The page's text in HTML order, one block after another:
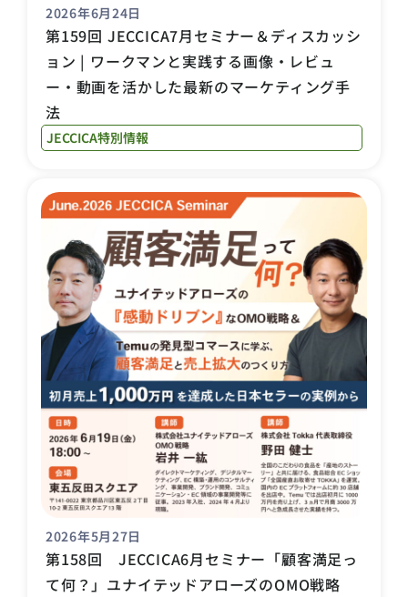
2026年6月24日
第159回 JECCICA7月セミナー＆ディスカッシ
ョン | ワークマンと実践する画像・レビュ
ー・動画を活かした最新のマーケティング手
法
JECCICA特別情報
2026年5月27日
第158回 JECCICA6月セミナー「顧客満足っ
て何？」ユナイテッドアローズのOMO戦略